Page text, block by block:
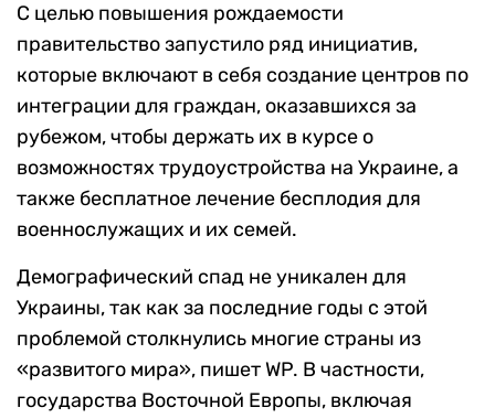
С целью повышения рождаемости
правительство запустило ряд инициатив,
которые включают в себя создание центров по
интеграции для граждан, оказавшихся за
рубежом, чтобы держать их в курсе о
возможностях трудоустройства на Украине, а
также бесплатное лечение бесплодия для
военнослужащих и их семей.
Демографический спад не уникален для
Украины, так как за последние годы с этой
проблемой столкнулись многие страны из
«развитого мира», пишет WP. В частности,
государства Восточной Европы, включая